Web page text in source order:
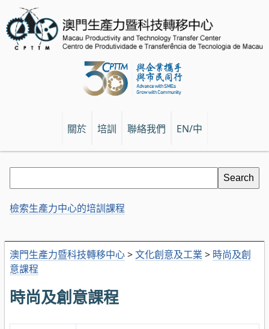
關於 培訓 聯絡我們 EN/中
澳門生產力暨科技轉移中心>文化創意及工業 > 時尚及創
意課程
時尚及創意課程
檢索生產力中心的培訓課程